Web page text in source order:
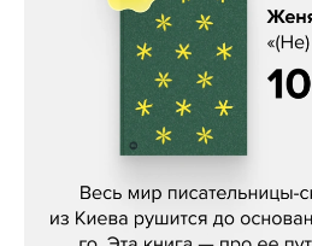
Женя Бережная,